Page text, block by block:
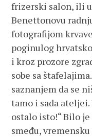
frizerski salon, ili
Benettonovu
fotografijom
poginulog
i kroz prozore
sobe sa
saznanjem da se
tamo i sada ateljei.
ostalo isto!“ Bilo
smeđu,